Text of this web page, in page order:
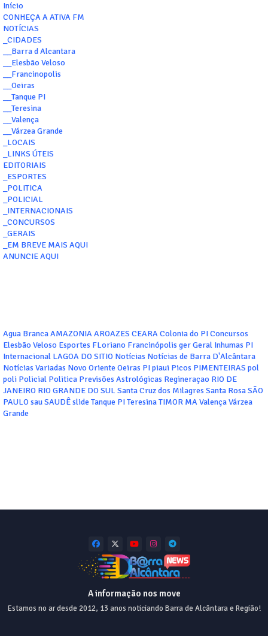
Início
CONHEÇA A ATIVA FM
NOTÍCIAS
_CIDADES
__Barra d Alcantara
__Elesbão Veloso
__Francinopolis
__Oeiras
__Tanque PI
__Teresina
__Valença
__Várzea Grande
_LOCAIS
_LINKS ÚTEIS
EDITORIAIS
_ESPORTES
_POLITICA
_POLICIAL
_INTERNACIONAIS
_CONCURSOS
_GERAIS
_EM BREVE MAIS AQUI
ANUNCIE AQUI
Agua BrancaAMAZONIAAROAZES CEARAColonia do PIConcursos
Elesbão Veloso Esportes FLoriano Francinópolis gerGeral Inhumas PI
Internacional LAGOA DO SITIO Notícias Notícias de Barra D'Alcântara
Notícias Variadas Novo Oriente Oeiras PIpiaui Picos PIMENTEIRAS pol
poli Policial Politica Previsões Astrológicas Regineraçao RIO DE
JANEIRO RIO GRANDE DO SUL Santa Cruz dos Milagres Santa RosaSÃO
PAULOsauSAUDÊslide Tanque PITeresinaTIMOR MAValençaVárzea
Grande
A informação nos move
Estamos no ar desde 2012, 13 anos noticiando Barra de Alcântara e Região!